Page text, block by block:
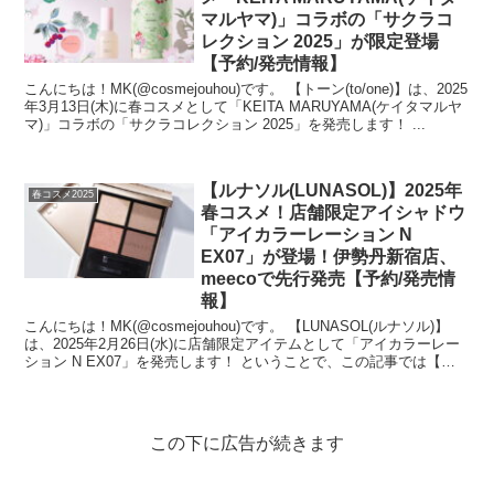
マルヤマ)」コラボの「サクラコ
レクション 2025」が限定登場
【予約/発売情報】
こんにちは！MK(@cosmejouhou)です。 【トーン(to/one)】は、2025
年3月13日(木)に春コスメとして「KEITA MARUYAMA(ケイタマルヤ
春コスメ2025
【ルナソル(LUNASOL)】2025年
春コスメ！店舗限定アイシャドウ
「アイカラーレーション N
EX07」が登場！伊勢丹新宿店、
meecoで先行発売【予約/発売情
報】
こんにちは！MK(@cosmejouhou)です。 【LUNASOL(ルナソル)】
は、2025年2月26日(水)に店舗限定アイテムとして「アイカラーレー
ション N EX07」を発売します！ ということで、この記事では【ル
この下に広告が続きます